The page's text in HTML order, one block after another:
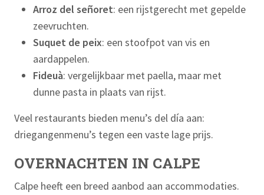
Arroz del señoret: een rijstgerecht met gepelde
zeevruchten.
Suquet de peix: een stoofpot van vis en
aardappelen.
Fideuà: vergelijkbaar met paella, maar met
dunne pasta in plaats van rijst.
Veel restaurants bieden menu’s del día aan:
driegangenmenu’s tegen een vaste lage prijs.
OVERNACHTEN IN CALPE
Calpe heeft een breed aanbod aan accommodaties.